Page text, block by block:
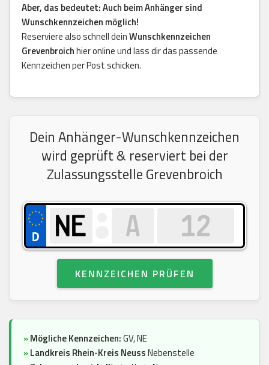
Aber, das bedeutet: Auch beim Anhänger sind
Wunschkennzeichen möglich!
Reserviere also schnell deinWunschkennzeichen
Grevenbroichhier online und lass dir das passende
Kennzeichen per Post schicken.
Dein Anhänger-Wunschkennzeichen
wird geprüft & reserviert bei der
Zulassungsstelle Grevenbroich
KENNZEICHEN PRÜFEN
»Mögliche Kennzeichen:GV, NE
»Landkreis Rhein-Kreis NeussNebenstelle